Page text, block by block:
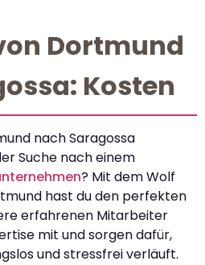
Dortmund
Kosten
nach Saragossa
Suche nach einem
? Mit dem Wolf
hast du den perfekten
erfahrenen Mitarbeiter
mit und sorgen dafür,
und stressfrei verläuft.